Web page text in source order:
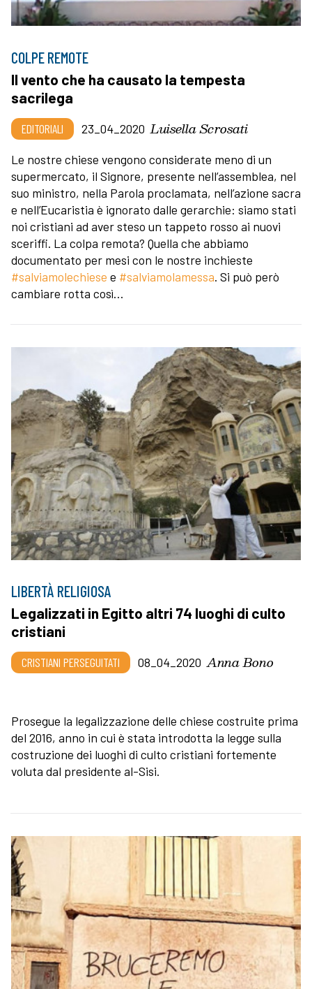
COLPE REMOTE
Il vento che ha causato la tempesta
sacrilega
EDITORIALI 23_04_2020 Luisella Scrosati
Le nostre chiese vengono considerate meno di un
supermercato, il Signore, presente nell’assemblea, nel
suo ministro, nella Parola proclamata, nell’azione sacra
e nell’Eucaristia è ignorato dalle gerarchie: siamo stati
noi cristiani ad aver steso un tappeto rosso ai nuovi
sceriffi. La colpa remota? Quella che abbiamo
documentato per mesi con le nostre inchieste
#salviamolechiese e #salviamolamessa. Si può però
cambiare rotta così…
LIBERTÀ RELIGIOSA
Legalizzati in Egitto altri 74 luoghi di culto
cristiani
CRISTIANI PERSEGUITATI 08_04_2020 Anna Bono
Prosegue la legalizzazione delle chiese costruite prima
del 2016, anno in cui è stata introdotta la legge sulla
costruzione dei luoghi di culto cristiani fortemente
voluta dal presidente al-Sisi.